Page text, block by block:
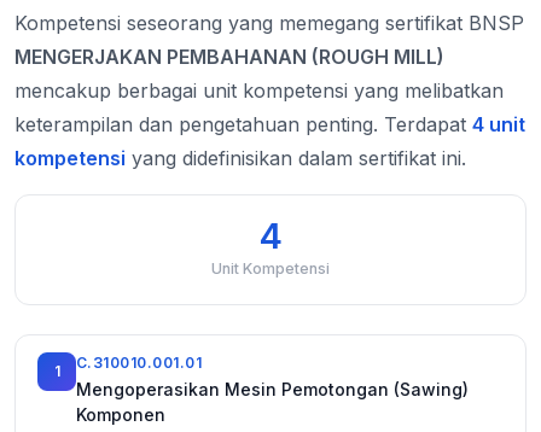
Kompetensi seseorang yang memegang sertifikat BNSP
MENGERJAKAN PEMBAHANAN (ROUGH MILL)
mencakup berbagai unit kompetensi yang melibatkan
keterampilan dan pengetahuan penting. Terdapat 4 unit
kompetensi yang didefinisikan dalam sertifikat ini.
4
Unit Kompetensi
1 C.310010.001.01
Mengoperasikan Mesin Pemotongan (Sawing)
Komponen